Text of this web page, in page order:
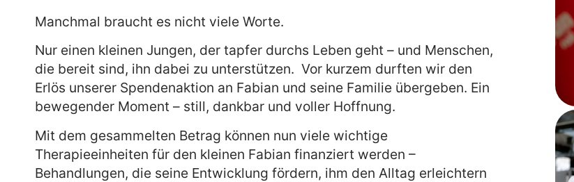
Manchmal braucht es nicht viele Worte.
Nur einen kleinen Jungen, der tapfer durchs Leben geht – und Menschen,
die bereit sind, ihn dabei zu unterstützen. Vor kurzem durften wir den
Erlös unserer Spendenaktion an Fabian und seine Familie übergeben. Ein
bewegender Moment – still, dankbar und voller Hoffnung.
Mit dem gesammelten Betrag können nun viele wichtige
Therapieeinheiten für den kleinen Fabian finanziert werden –
Behandlungen, die seine Entwicklung fördern, ihm den Alltag erleichtern